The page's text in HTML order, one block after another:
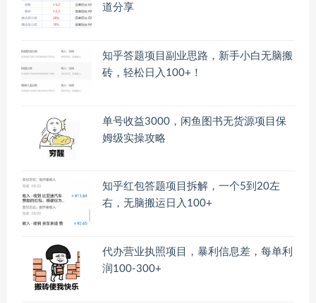
道分享
知乎答题项目副业思路，新手小白无脑搬
砖，轻松日入100+！
单号收益3000，闲鱼图书无货源项目保
姆级实操攻略
知乎红包答题项目拆解，一个5到20左
右，无脑搬运日入100+
代办营业执照项目，暴利信息差，每单利
润100-300+